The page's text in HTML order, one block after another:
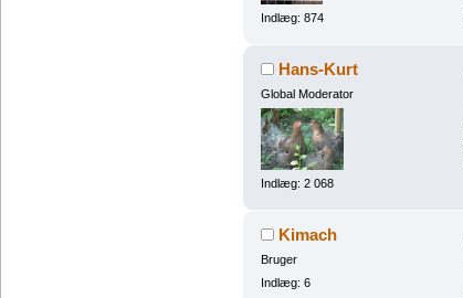
Indlæg: 874
Hans-Kurt
Global Moderator
Indlæg: 2 068
Kimach
Bruger
Indlæg: 6